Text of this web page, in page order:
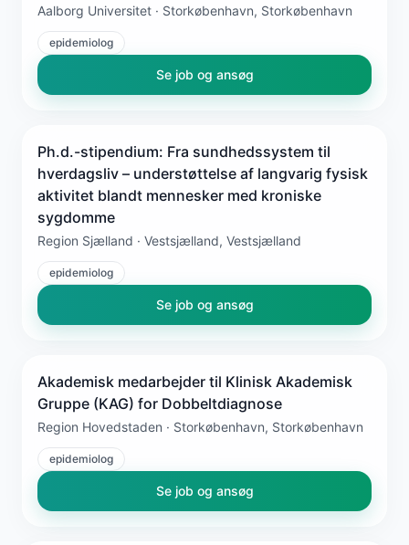
Aalborg Universitet · Storkøbenhavn, Storkøbenhavn
epidemiolog
Se job og ansøg
Ph.d.-stipendium: Fra sundhedssystem til
hverdagsliv – understøttelse af langvarig fysisk
aktivitet blandt mennesker med kroniske
sygdomme
Region Sjælland · Vestsjælland, Vestsjælland
epidemiolog
Se job og ansøg
Akademisk medarbejder til Klinisk Akademisk
Gruppe (KAG) for Dobbeltdiagnose
Region Hovedstaden · Storkøbenhavn, Storkøbenhavn
epidemiolog
Se job og ansøg